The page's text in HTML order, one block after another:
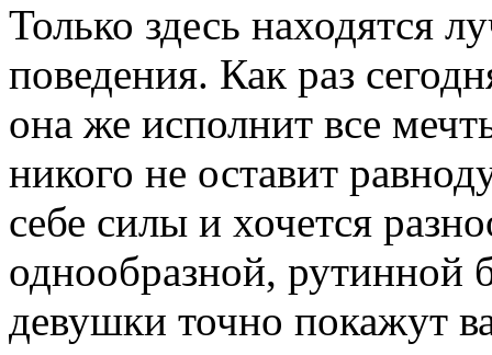
Только здесь находятся
поведения. Как раз
она же исполнит все
никого не оставит
себе силы и хочется
однообразной, рутинной
девушки точно покажут